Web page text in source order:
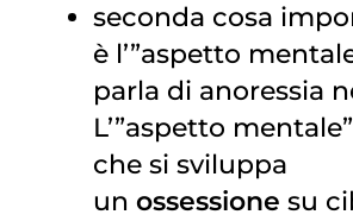
seconda cosa
è l’”aspetto
parla di anoressia
L’”aspetto
che si sviluppa
un ossessione su